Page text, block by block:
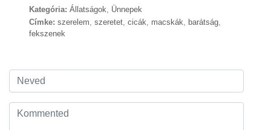
Kategória: Állatságok
Ünnepek
Címke: szerelem szeretet cicák macskák barátság
fekszenek